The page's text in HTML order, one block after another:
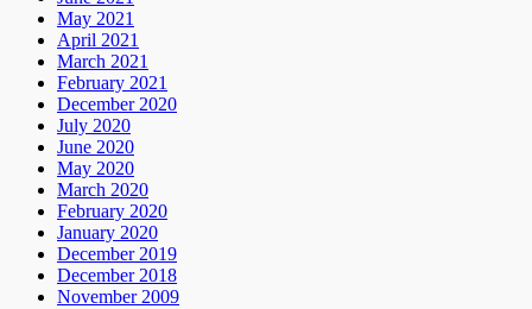
May 2021
April 2021
March 2021
February 2021
December 2020
July 2020
June 2020
May 2020
March 2020
February 2020
January 2020
December 2019
December 2018
November 2009